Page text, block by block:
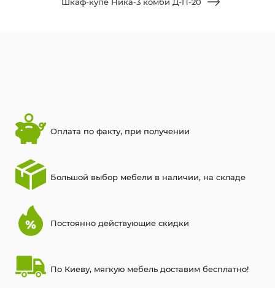
Оплата по факту, при получении
Большой выбор мебели в наличии, на складе
Постоянно действующие скидки
По Киеву, мягкую мебель доставим бесплатно!